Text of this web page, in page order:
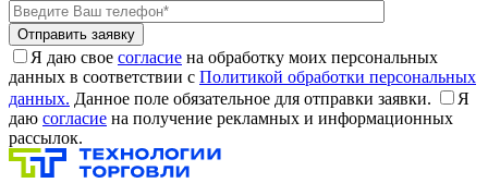
Я даю свое согласие на обработку моих персональных
данных в соответствии с Политикой обработки персональных
данных. Данное поле обязательное для отправки заявки.
Я
даю согласие на получение рекламных и информационных
рассылок.